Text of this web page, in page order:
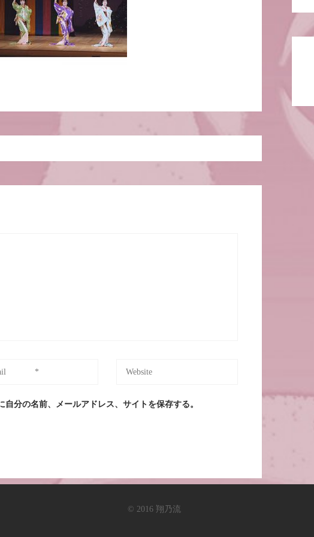
分の名前、メールアドレス、サイトを保存する。
© 2016 翔乃流